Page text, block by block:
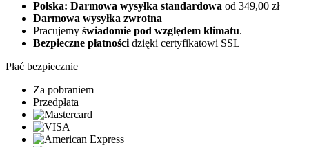
Polska: Darmowa wysyłka standardowa od 349,00 zł
Darmowa wysyłka zwrotna
Pracujemy świadomie pod względem klimatu.
Bezpieczne płatności dzięki certyfikatowi SSL
Płać bezpiecznie
Za pobraniem
Przedpłata